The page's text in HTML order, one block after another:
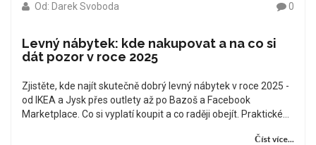
Od: Darek Svoboda 0
Levný nábytek: kde nakupovat a na co si
dát pozor v roce 2025
Zjistěte, kde najít skutečně dobrý levný nábytek v roce 2025 -
od IKEA a Jysk přes outlety až po Bazoš a Facebook
Marketplace. Co si vyplatí koupit a co raději obejít. Praktické
Číst více...